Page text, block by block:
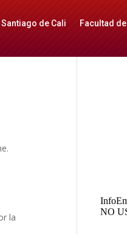
de Cali Facultad
la